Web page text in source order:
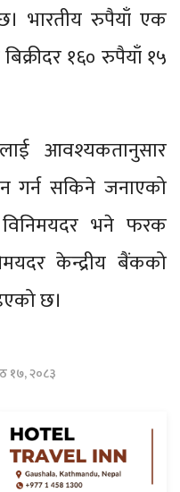
भारतीय रुपैयाँ एक
१६० रुपैयाँ १५
आवश्यकतानुसार
सकिने जनाएको
भने फरक
केन्द्रीय बैंकको
छ।
१७, २०८३